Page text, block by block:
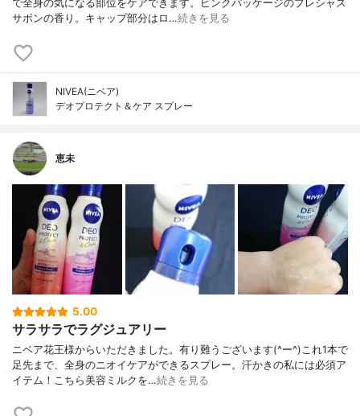
で全身の気になる部位をケアできます。ピンクパッケージのプレシャス
サボンの香り。キャップ部分はロ…続きを見る
NIVEA(ニベア)
デオプロテクト＆ケア スプレー
恵未
5.00
サラサラでラグジュアリー
ニベア花王様からいただきました。有り難うございます(^ー^)これ1本で
足先まで、全身のニオイケアができるスプレー。汗かきの私には必須ア
イテム！こちら美容ミルクを…続きを見る